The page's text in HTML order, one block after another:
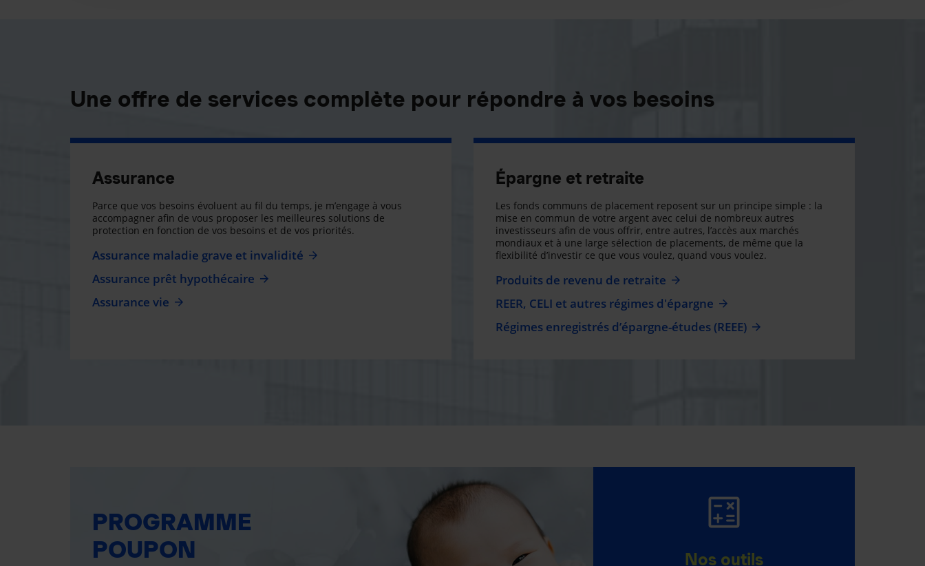
Une offre de services complète pour répondre à vos besoins
Assurance
Parce que vos besoins évoluent au fil du temps, je m’engage à vous
accompagner afin de vous proposer les meilleures solutions de
protection en fonction de vos besoins et de vos priorités.
Assurance maladie grave et invalidité
Assurance prêt hypothécaire
Assurance vie
Épargne et retraite
Les fonds communs de placement reposent sur un principe simple : la
mise en commun de votre argent avec celui de nombreux autres
investisseurs afin de vous offrir, entre autres, l’accès aux marchés
mondiaux et à une large sélection de placements, de même que la
flexibilité d’investir ce que vous voulez, quand vous voulez.
Produits de revenu de retraite
REER, CELI et autres régimes d'épargne
Régimes enregistrés d’épargne-études (REEE)
PROGRAMME
POUPON
ASSURANCE AUTO
ET HABITATION
Nos outils